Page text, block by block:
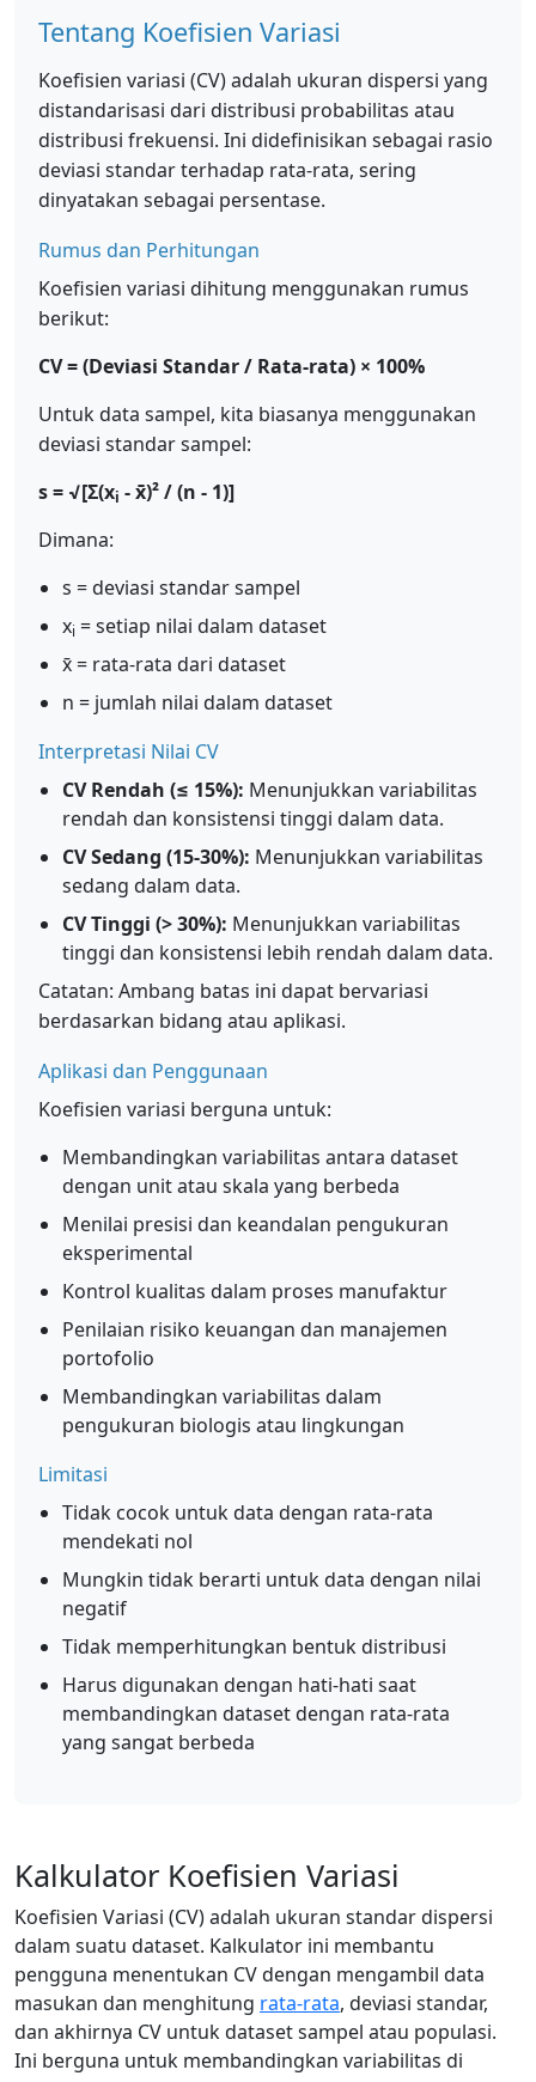
Tentang Koefisien Variasi
Koefisien variasi (CV) adalah ukuran dispersi yang
distandarisasi dari distribusi probabilitas atau
distribusi frekuensi. Ini didefinisikan sebagai rasio
deviasi standar terhadap rata-rata, sering
dinyatakan sebagai persentase.
Rumus dan Perhitungan
Koefisien variasi dihitung menggunakan rumus
berikut:
CV = (Deviasi Standar / Rata-rata) × 100%
Untuk data sampel, kita biasanya menggunakan
deviasi standar sampel:
s = √[Σ(xi - x̄)² / (n - 1)]
Dimana:
s = deviasi standar sampel
xi = setiap nilai dalam dataset
x̄ = rata-rata dari dataset
n = jumlah nilai dalam dataset
Interpretasi Nilai CV
CV Rendah (≤ 15%): Menunjukkan variabilitas
rendah dan konsistensi tinggi dalam data.
CV Sedang (15-30%): Menunjukkan variabilitas
sedang dalam data.
CV Tinggi (> 30%): Menunjukkan variabilitas
tinggi dan konsistensi lebih rendah dalam data.
Catatan: Ambang batas ini dapat bervariasi
berdasarkan bidang atau aplikasi.
Aplikasi dan Penggunaan
Koefisien variasi berguna untuk:
Membandingkan variabilitas antara dataset
dengan unit atau skala yang berbeda
Menilai presisi dan keandalan pengukuran
eksperimental
Kontrol kualitas dalam proses manufaktur
Penilaian risiko keuangan dan manajemen
portofolio
Membandingkan variabilitas dalam
pengukuran biologis atau lingkungan
Limitasi
Tidak cocok untuk data dengan rata-rata
mendekati nol
Mungkin tidak berarti untuk data dengan nilai
negatif
Tidak memperhitungkan bentuk distribusi
Harus digunakan dengan hati-hati saat
membandingkan dataset dengan rata-rata
yang sangat berbeda
Kalkulator Koefisien Variasi
Koefisien Variasi (CV) adalah ukuran standar dispersi
dalam suatu dataset. Kalkulator ini membantu
pengguna menentukan CV dengan mengambil data
masukan dan menghitung rata-rata, deviasi standar,
dan akhirnya CV untuk dataset sampel atau populasi.
Ini berguna untuk membandingkan variabilitas di